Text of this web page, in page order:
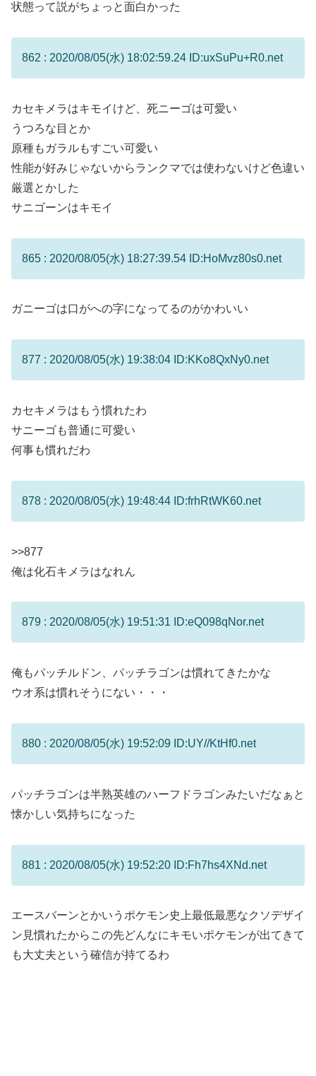
状態って説がちょっと面白かった
862 : 2020/08/05(水) 18:02:59.24 ID:uxSuPu+R0.net
カセキメラはキモイけど、死ニーゴは可愛い
うつろな目とか
原種もガラルもすごい可愛い
性能が好みじゃないからランクマでは使わないけど色違い
厳選とかした
サニゴーンはキモイ
865 : 2020/08/05(水) 18:27:39.54 ID:HoMvz80s0.net
ガニーゴは口がへの字になってるのがかわいい
877 : 2020/08/05(水) 19:38:04 ID:KKo8QxNy0.net
カセキメラはもう慣れたわ
サニーゴも普通に可愛い
何事も慣れだわ
878 : 2020/08/05(水) 19:48:44 ID:frhRtWK60.net
>>877
俺は化石キメラはなれん
879 : 2020/08/05(水) 19:51:31 ID:eQ098qNor.net
俺もパッチルドン、パッチラゴンは慣れてきたかな
ウオ系は慣れそうにない・・・
880 : 2020/08/05(水) 19:52:09 ID:UY//KtHf0.net
パッチラゴンは半熟英雄のハーフドラゴンみたいだなぁと
懐かしい気持ちになった
881 : 2020/08/05(水) 19:52:20 ID:Fh7hs4XNd.net
エースバーンとかいうポケモン史上最低最悪なクソデザイ
ン見慣れたからこの先どんなにキモいポケモンが出てきて
も大丈夫という確信が持てるわ